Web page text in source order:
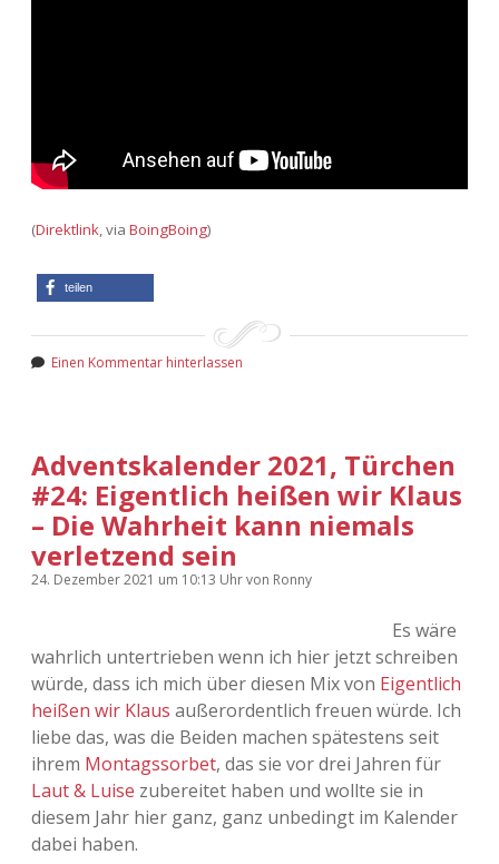
(Direktlink, via BoingBoing)
teilen
Einen Kommentar hinterlassen
Adventskalender 2021, Türchen
#24: Eigentlich heißen wir Klaus
– Die Wahrheit kann niemals
verletzend sein
24. Dezember 2021 um 10:13 Uhrvon Ronny
Es wäre
wahrlich untertrieben wenn ich hier jetzt schreiben
würde, dass ich mich über diesen Mix von Eigentlich
heißen wir Klaus außerordentlich freuen würde. Ich
liebe das, was die Beiden machen spätestens seit
ihrem Montagssorbet, das sie vor drei Jahren für
Laut & Luise zubereitet haben und wollte sie in
diesem Jahr hier ganz, ganz unbedingt im Kalender
dabei haben.